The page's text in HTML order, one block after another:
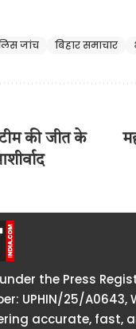
जांच बिहार समाचार
टीम की जीत के
the Press
UPHIN/25/A0643,
accurate, fast,